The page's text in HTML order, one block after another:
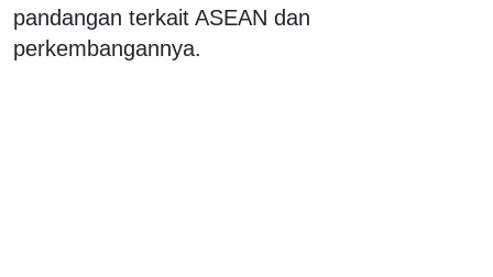
pandangan terkait ASEAN dan
perkembangannya.